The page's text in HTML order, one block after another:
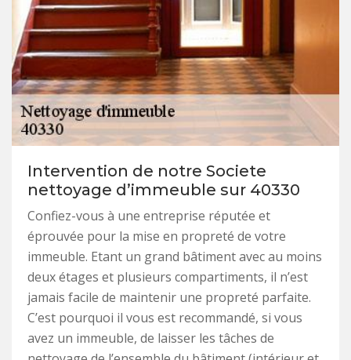
Intervention de notre Societe
nettoyage d’immeuble sur 40330
Confiez-vous à une entreprise réputée et
éprouvée pour la mise en propreté de votre
immeuble. Etant un grand bâtiment avec au moins
deux étages et plusieurs compartiments, il n’est
jamais facile de maintenir une propreté parfaite.
C’est pourquoi il vous est recommandé, si vous
avez un immeuble, de laisser les tâches de